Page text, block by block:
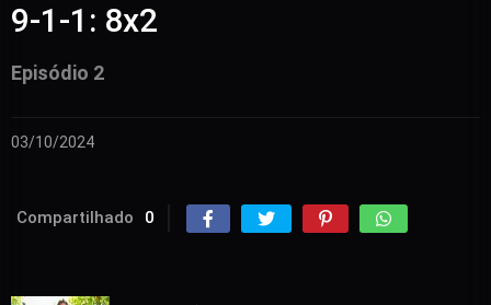
9-1-1: 8x2
Episódio 2
03/10/2024
Compartilhado 0